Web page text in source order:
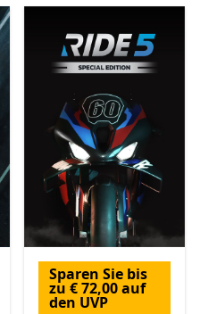
Sparen Sie bis
zu € 72,00 auf
den UVP